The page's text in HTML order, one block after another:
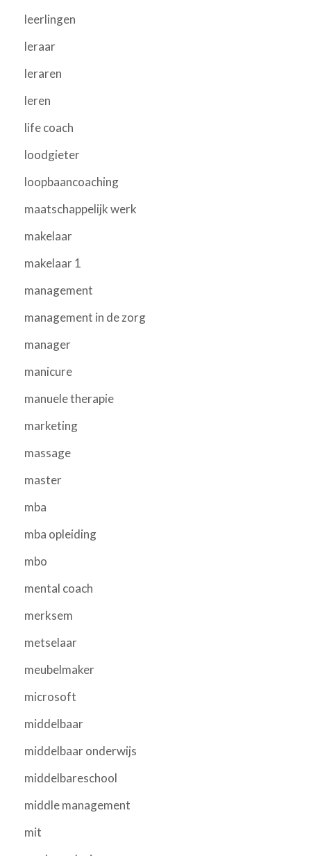
leerlingen
leraar
leraren
leren
life coach
loodgieter
loopbaancoaching
maatschappelijk werk
makelaar
makelaar 1
management
management in de zorg
manager
manicure
manuele therapie
marketing
massage
master
mba
mba opleiding
mbo
mental coach
merksem
metselaar
meubelmaker
microsoft
middelbaar
middelbaar onderwijs
middelbareschool
middle management
mit